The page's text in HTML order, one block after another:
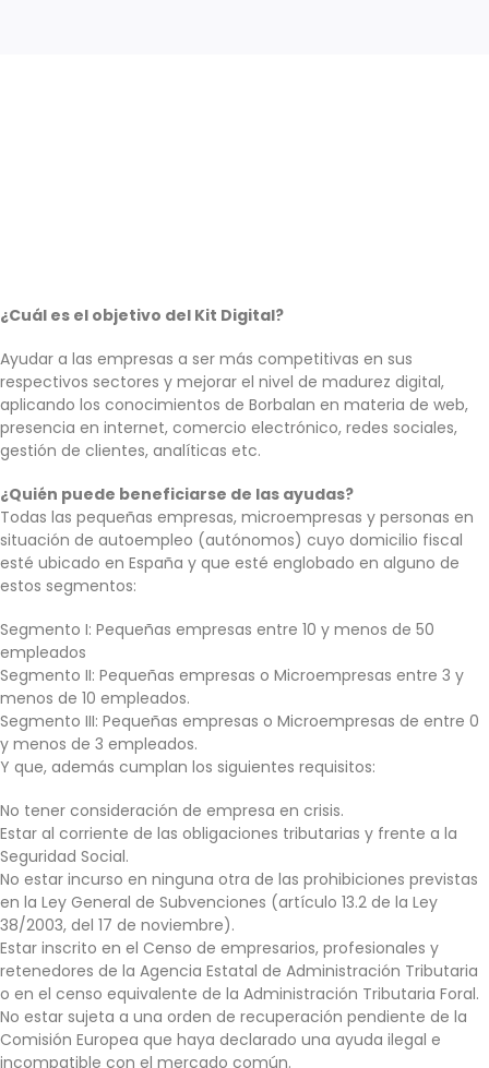
¿Cuál es el objetivo del Kit Digital?
Ayudar a las empresas a ser más competitivas en sus
respectivos sectores y mejorar el nivel de madurez digital,
aplicando los conocimientos de Borbalan en materia de web,
presencia en internet, comercio electrónico, redes sociales,
gestión de clientes, analíticas etc.
¿Quién puede beneficiarse de las ayudas?
Todas las pequeñas empresas, microempresas y personas en
situación de autoempleo (autónomos) cuyo domicilio fiscal
esté ubicado en España y que esté englobado en alguno de
estos segmentos:
Segmento I: Pequeñas empresas entre 10 y menos de 50
empleados
Segmento II: Pequeñas empresas o Microempresas entre 3 y
menos de 10 empleados.
Segmento III: Pequeñas empresas o Microempresas de entre 0
y menos de 3 empleados.
Y que, además cumplan los siguientes requisitos:
No tener consideración de empresa en crisis.
Estar al corriente de las obligaciones tributarias y frente a la
Seguridad Social.
No estar incurso en ninguna otra de las prohibiciones previstas
en la Ley General de Subvenciones (artículo 13.2 de la Ley
38/2003, del 17 de noviembre).
Estar inscrito en el Censo de empresarios, profesionales y
retenedores de la Agencia Estatal de Administración Tributaria
o en el censo equivalente de la Administración Tributaria Foral.
No estar sujeta a una orden de recuperación pendiente de la
Comisión Europea que haya declarado una ayuda ilegal e
incompatible con el mercado común.